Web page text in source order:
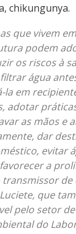
chikungunya.
que vivem
podem
os riscos à
água
la em
adotar
as mãos e
dar
evitar
a
de
que
pelo setor
do